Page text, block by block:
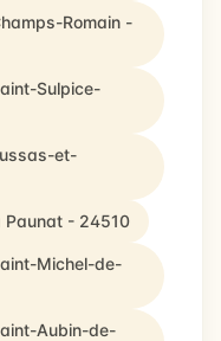
Romain -
Sulpice-
et-
Paunat - 24510
Michel-de-
Aubin-de-